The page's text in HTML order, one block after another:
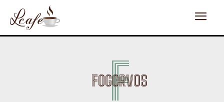
FOGORVOS
F